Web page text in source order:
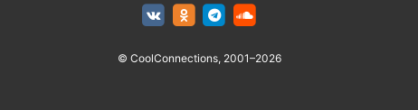
© CoolConnections, 2001–2026